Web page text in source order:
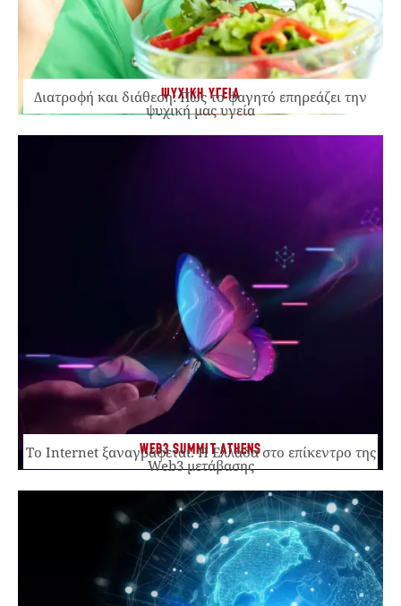
ΨΥΧΙΚΗ ΥΓΕΙΑ
Διατροφή και διάθεση: Πώς το φαγητό επηρεάζει την
ψυχική μας υγεία
WEB3 SUMMIT ATHENS
Το Internet ξαναγράφεται. Η Ελλάδα στο επίκεντρο της
Web3 μετάβασης